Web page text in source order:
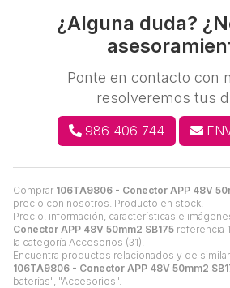
Comprar 106TA9806 - Conector APP 48V
precio con nosotros. Producto en stock.
Precio, información, características e
Conector APP 48V 50mm2 SB175 referencia
la categoría Accesorios (31).
Encuentra productos relacionados y de
106TA9806 - Conector APP 48V 50mm2
baterías", "Accesorios".
¿Alguna duda?
Ponte en contacto con
resolveremos tus
986 406 744